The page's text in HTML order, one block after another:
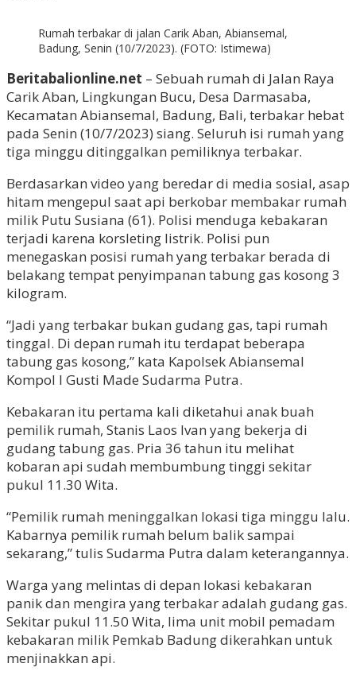
Rumah terbakar di jalan Carik Aban, Abiansemal,
Badung, Senin (10/7/2023). (FOTO: Istimewa)
Beritabalionline.net – Sebuah rumah di Jalan Raya
Carik Aban, Lingkungan Bucu, Desa Darmasaba,
Kecamatan Abiansemal, Badung, Bali, terbakar hebat
pada Senin (10/7/2023) siang. Seluruh isi rumah yang
tiga minggu ditinggalkan pemiliknya terbakar.
Berdasarkan video yang beredar di media sosial, asap
hitam mengepul saat api berkobar membakar rumah
milik Putu Susiana (61). Polisi menduga kebakaran
terjadi karena korsleting listrik. Polisi pun
menegaskan posisi rumah yang terbakar berada di
belakang tempat penyimpanan tabung gas kosong 3
kilogram.
“Jadi yang terbakar bukan gudang gas, tapi rumah
tinggal. Di depan rumah itu terdapat beberapa
tabung gas kosong,” kata Kapolsek Abiansemal
Kompol I Gusti Made Sudarma Putra.
Kebakaran itu pertama kali diketahui anak buah
pemilik rumah, Stanis Laos Ivan yang bekerja di
gudang tabung gas. Pria 36 tahun itu melihat
kobaran api sudah membumbung tinggi sekitar
pukul 11.30 Wita.
“Pemilik rumah meninggalkan lokasi tiga minggu lalu.
Kabarnya pemilik rumah belum balik sampai
sekarang,” tulis Sudarma Putra dalam keterangannya.
Warga yang melintas di depan lokasi kebakaran
panik dan mengira yang terbakar adalah gudang gas.
Sekitar pukul 11.50 Wita, lima unit mobil pemadam
kebakaran milik Pemkab Badung dikerahkan untuk
menjinakkan api.